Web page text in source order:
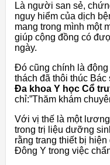
Là người san sẻ,
nguy hiểm của dịch
mang trong mình một
giúp cộng đồng có
ngày.
Đó cũng chính là
thách đã thôi thúc Bác
Đa khoa Y học Cổ
chỉ:”Thăm khám
Với vị thế là một
trong trị liệu dưỡng
rằng trang thiết bị
Đông Y trong việc